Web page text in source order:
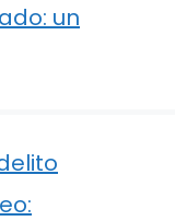
un